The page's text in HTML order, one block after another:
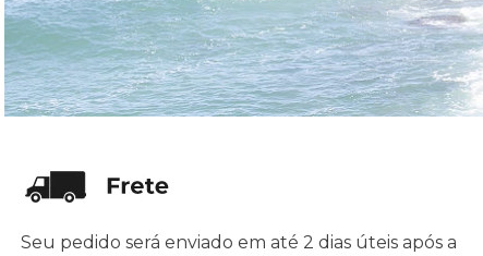
Seu pedido será enviado em até 2 dias úteis após a